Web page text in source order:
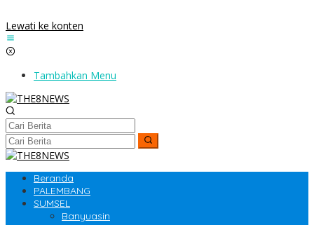
Lewati ke konten
Tambahkan Menu
Beranda
PALEMBANG
SUMSEL
Banyuasin